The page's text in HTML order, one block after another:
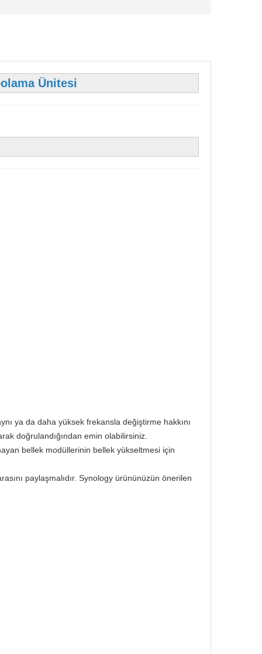
Ünitesi
ya da daha yüksek frekansla değiştirme hakkını
doğrulandığından emin olabilirsiniz.
bellek modüllerinin bellek yükseltmesi için
paylaşmalıdır. Synology ürününüzün önerilen